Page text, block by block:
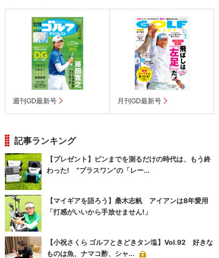
週刊GD最新号 月刊GD最新号
記事ランキング
【プレゼント】ピンまでを測るだけの時代は、もう終
わった! “プラスワン”の「レー...
【マイギアを語ろう】桑木志帆 アイアンは8年愛用
「打感がいいから手放せません!」
【小祝さくら ゴルフときどきタン塩】Vol.92 好きな
ものは魚、ナマコ酢、シャ...